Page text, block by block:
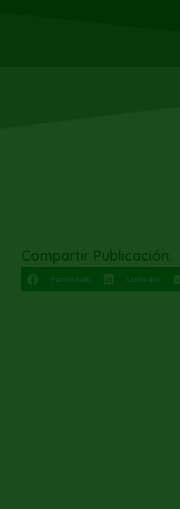
Compartir Publicación:
Facebook LinkedIn